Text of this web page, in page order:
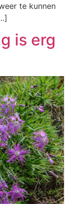
te kunnen
is erg